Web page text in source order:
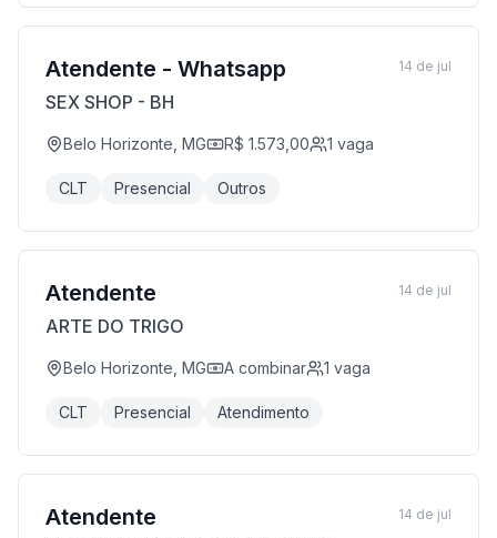
Atendente - Whatsapp
SEX SHOP - BH
Belo Horizonte, MG R$ 1.573,00 1 vaga
CLT Presencial Outros
14 de jul
Atendente
ARTE DO TRIGO
Belo Horizonte, MG A combinar 1 vaga
CLT Presencial Atendimento
14 de jul
Atendente 14 de jul